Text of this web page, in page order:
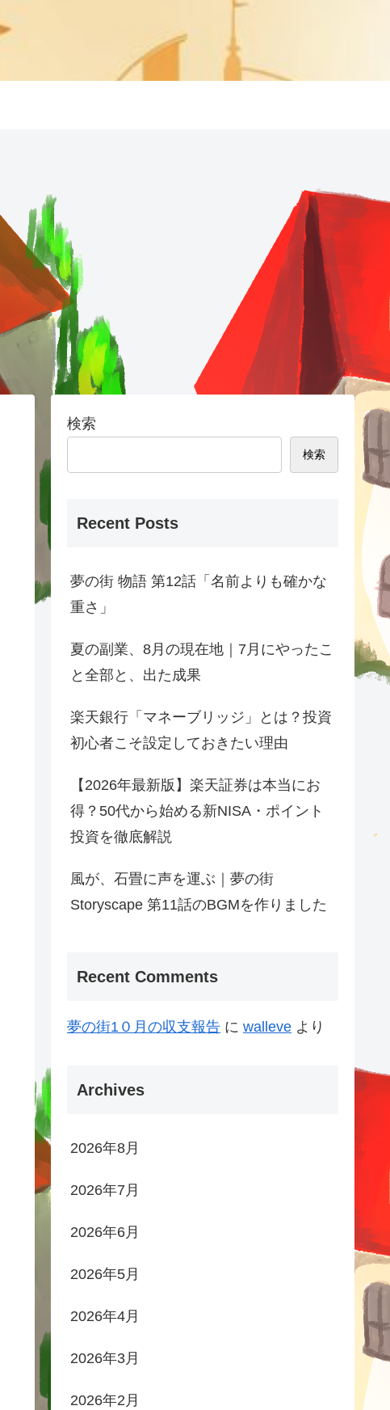
検索
検索
Recent Posts
夢の街 物語 第12話「名前よりも確かな
重さ」
夏の副業、8月の現在地｜7月にやったこ
と全部と、出た成果
楽天銀行「マネーブリッジ」とは？投資
初心者こそ設定しておきたい理由
【2026年最新版】楽天証券は本当にお
得？50代から始める新NISA・ポイント
投資を徹底解説
風が、石畳に声を運ぶ｜夢の街
Storyscape 第11話のBGMを作りました
Recent Comments
夢の街1０月の収支報告 に walleve より
Archives
2026年8月
2026年7月
2026年6月
2026年5月
2026年4月
2026年3月
2026年2月